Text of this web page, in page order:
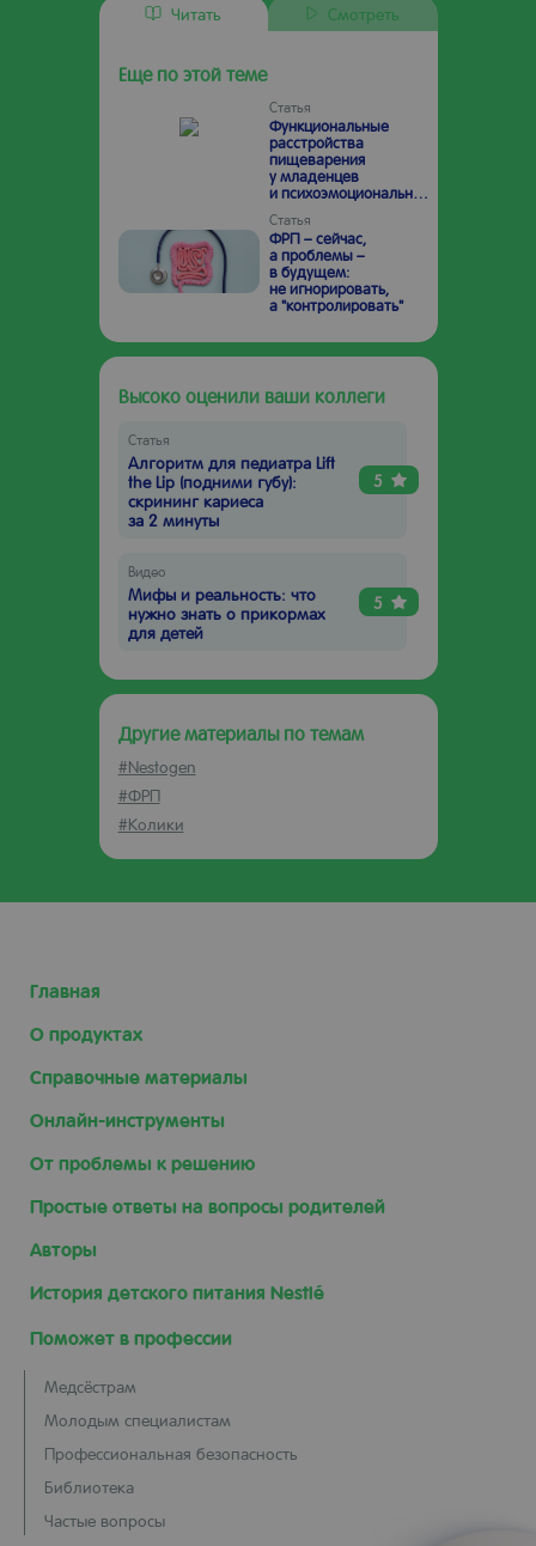
Читать Смотреть
Еще по этой теме
Статья
Функциональные
расстройства
пищеварения
у младенцев
и психоэмоциональное
возможные пути
взаимного влияния
Статья
ФРП – сейчас,
а проблемы –
в будущем:
не игнорировать,
а "контролировать"
Высоко оценили ваши коллеги
Статья
Алгоритм для педиатра Lift
the Lip (подними губу):
скрининг кариеса
за 2 минуты
5
Видео
Мифы и реальность: что
нужно знать о прикормах
для детей
5
Другие материалы по темам
#Nestogen
#ФРП
#Колики
Главная
О продуктах
Справочные материалы
Онлайн-инструменты
От проблемы к решению
Простые ответы на вопросы родителей
Авторы
История детского питания Nestlé
Поможет в профессии
Медсёстрам
Молодым специалистам
Профессиональная безопасность
Библиотека
Частые вопросы